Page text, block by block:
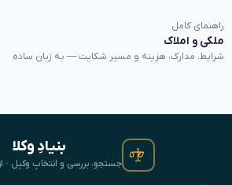
راهنمای کامل
ملکی و املاک
شرایط، مدارک، هزینه و مسیر شکایت — به زبان ساده
بنیادِ وکلا
جستجو، بررسی و انتخابِ وکیل · از